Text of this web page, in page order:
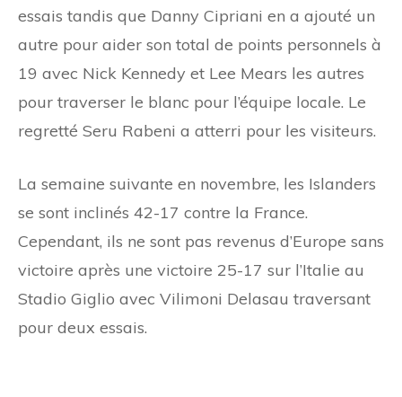
essais tandis que Danny Cipriani en a ajouté un
autre pour aider son total de points personnels à
19 avec Nick Kennedy et Lee Mears les autres
pour traverser le blanc pour l’équipe locale. Le
regretté Seru Rabeni a atterri pour les visiteurs.
La semaine suivante en novembre, les Islanders
se sont inclinés 42-17 contre la France.
Cependant, ils ne sont pas revenus d’Europe sans
victoire après une victoire 25-17 sur l’Italie au
Stadio Giglio avec Vilimoni Delasau traversant
pour deux essais.